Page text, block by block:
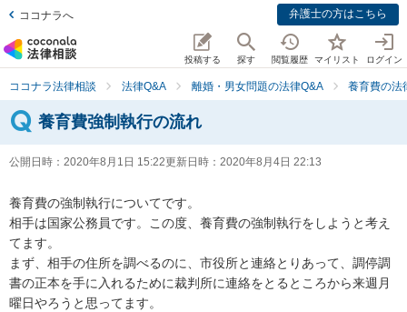
ココナラへ 弁護士の方はこちら
投稿する 探す 閲覧履歴 マイリスト ログイン
ココナラ法律相談 法律Q&A 離婚・男女問題の法律Q&A 養育費の法
養育費強制執行の流れ
公開日時： 2020年8月1日 15:22更新日時： 2020年8月4日 22:13
養育費の強制執行についてです。
相手は国家公務員です。この度、養育費の強制執行をしようと考え
てます。
まず、相手の住所を調べるのに、市役所と連絡とりあって、調停調
書の正本を手に入れるために裁判所に連絡をとるところから来週月
曜日やろうと思ってます。